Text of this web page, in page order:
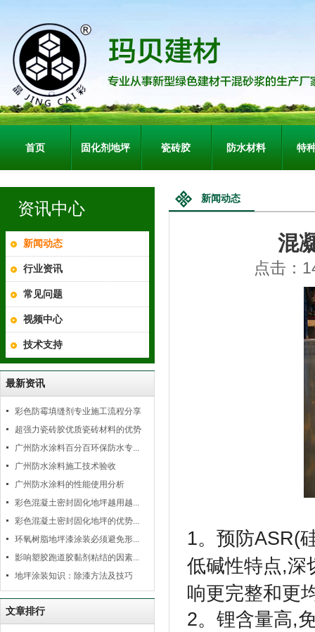
首页 固化剂地坪 瓷砖胶 防水材料 特
资讯中心
新闻动态
行业资讯
常见问题
视频中心
技术支持
最新资讯
彩色防霉填缝剂专业施工流程分享
超强力瓷砖胶优质瓷砖材料的优势
广州防水涂料百分百环保防水专...
广州防水涂料施工技术验收
广州防水涂料的性能使用分析
彩色混凝土密封固化地坪越用越...
彩色混凝土密封固化地坪的优势...
环氧树脂地坪漆涂装必须避免形...
影响塑胶跑道胶黏剂粘结的因素...
地坪涂装知识：除漆方法及技巧
文章排行
新闻动态
混
点击：
1。预防ASR(
低碱性特点,深
响更完整和更
2。锂含量高,